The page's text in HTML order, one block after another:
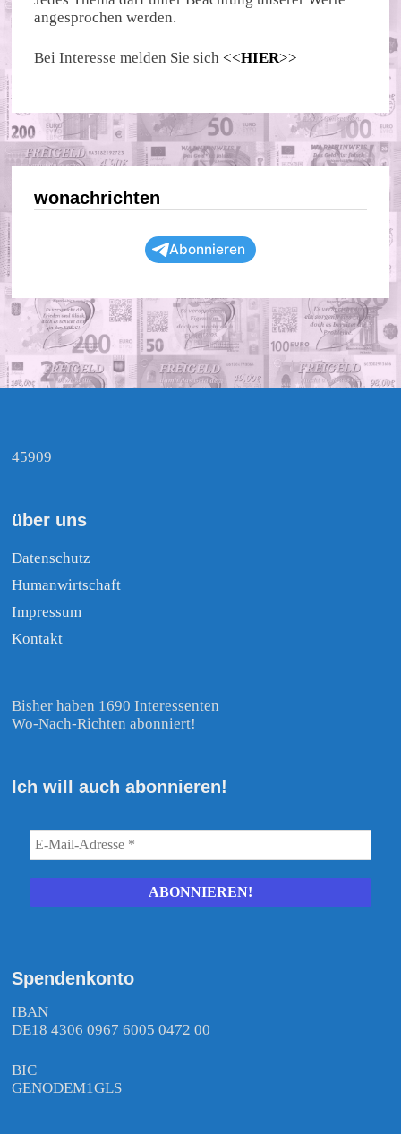
angesprochen werden.
Bei Interesse melden Sie sich <<HIER>>
wonachrichten
Abonnieren
45909
über uns
Datenschutz
Humanwirtschaft
Impressum
Kontakt
Bisher haben 1690 Interessenten
Wo-Nach-Richten abonniert!
Ich will auch abonnieren!
Spendenkonto
IBAN
DE18 4306 0967 6005 0472 00
BIC
GENODEM1GLS